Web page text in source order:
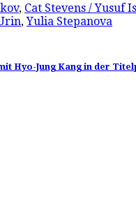
, Cat Stevens / Yusuf
,Yulia Stepanova
Hyo-Jung Kang in der